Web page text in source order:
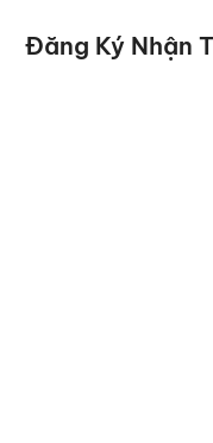
Đăng Ký Nhận